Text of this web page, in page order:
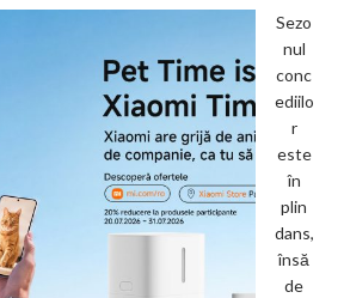
Sezo
nul
conc
ediilo
r
este
în
plin
dans,
însă
de